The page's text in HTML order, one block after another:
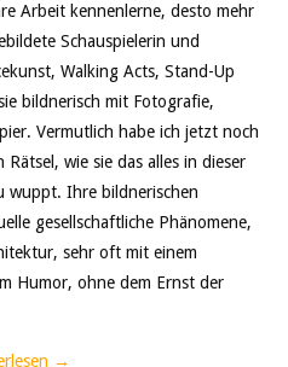
Arbeit kennenlerne, desto mehr
Schauspielerin und
Walking Acts, Stand-Up
bildnerisch mit Fotografie,
Vermutlich habe ich jetzt noch
wie sie das alles in dieser
wuppt. Ihre bildnerischen
gesellschaftliche Phänomene,
sehr oft mit einem
Humor, ohne dem Ernst der
→